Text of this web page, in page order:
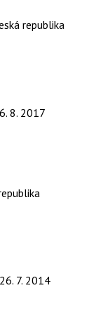
republika
8. 2017
7. 2014